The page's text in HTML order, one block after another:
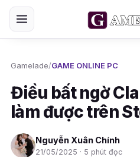
Gamelade/GAME ONLINE PC
Điều bất ngờ
làm được trên
Nguyễn Xuân Chính
21/05/2025 · 5 phút đọc